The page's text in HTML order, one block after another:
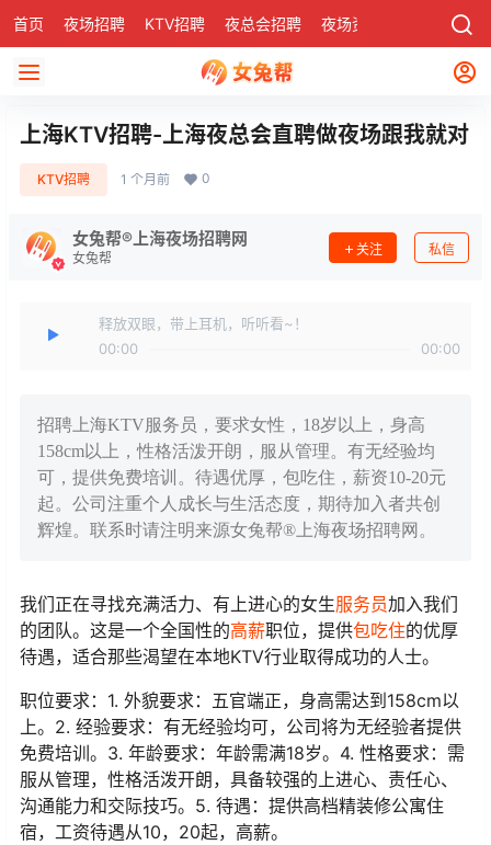
首页 夜场招聘 KTV招聘 夜总会招聘 夜场资讯 社区
上海KTV招聘-上海夜总会直聘做夜场跟我就对
KTV招聘 1 个月前 0
女兔帮®上海夜场招聘网
女兔帮
关注 私信
释放双眼，带上耳机，听听看~！
00:00
00:00
招聘上海KTV服务员，要求女性，18岁以上，身高
158cm以上，性格活泼开朗，服从管理。有无经验均
可，提供免费培训。待遇优厚，包吃住，薪资10-20元
起。公司注重个人成长与生活态度，期待加入者共创
辉煌。联系时请注明来源女兔帮®上海夜场招聘网。
我们正在寻找充满活力、有上进心的女生服务员加入我们
的团队。这是一个全国性的高薪职位，提供包吃住的优厚
待遇，适合那些渴望在本地KTV行业取得成功的人士。
职位要求：1. 外貌要求：五官端正，身高需达到158cm以
上。2. 经验要求：有无经验均可，公司将为无经验者提供
免费培训。3. 年龄要求：年龄需满18岁。4. 性格要求：需
服从管理，性格活泼开朗，具备较强的上进心、责任心、
沟通能力和交际技巧。5. 待遇：提供高档精装修公寓住
宿，工资待遇从10，20起，高薪。